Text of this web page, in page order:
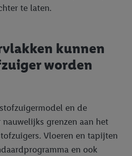
te laten.
kunnen
worden
en de
grenzen aan het
Vloeren en tapijten
en ook